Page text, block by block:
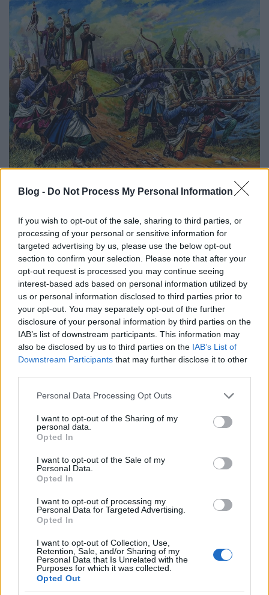
Blog - Do Not Process My Personal Information
If you wish to opt-out of the sale, sharing to third parties, or
processing of your personal or sensitive information for
targeted advertising by us, please use the below opt-out
section to confirm your selection. Please note that after your
opt-out request is processed you may continue seeing
interest-based ads based on personal information utilized by
us or personal information disclosed to third parties prior to
your opt-out. You may separately opt-out of the further
disclosure of your personal information by third parties on the
IAB’s list of downstream participants. This information may
also be disclosed by us to third parties on the IAB’s List of
Downstream Participants that may further disclose it to other
Please note that this website/app uses one or more Google
not limited to your visit or usage behaviour. You may click to
grant or deny consent to Google and its third-party tags to
use your data for below specified purposes in below Google
consent section.
Personal Data Processing Opt Outs
I want to opt-out of the Sharing of my
personal data.
Opted In
I want to opt-out of the Sale of my
Personal Data.
Opted In
I want to opt-out of processing my
Personal Data for Targeted Advertising.
Opted In
I want to opt-out of Collection, Use,
Retention, Sale, and/or Sharing of my
Personal Data that Is Unrelated with the
Purposes for which it was collected.
Opted Out
7.) Oszmán hadsereg (14-17. század):
akkor már egy jó évszázada kiváló formában levő
törökök gyakorlatilag ugyanazzal a lendülettel
átvették a Bizánci Birodalom geopolitikai helyét és
szerepét, amit aztán még bővítettek is.
Hadseregükkel, kormányzati politikájukkal és
elveikkel mi is alaposan megismerkedhettünk, ilyen
szempontból nem kívánt közösséget vállalva a
balkáni és közel-keleti nációkkal. Az oszmán katonai
kvalitásokról (amelyek három kontinensen is
bemutatkoztak) számos helyen olvashat magyarul is
az érdeklődő, szóval nem szaporítom a szót, csak
megerősítem, hogy török barátaink nem véletlenül
kerültek bele ebbe a 15-ös válogatásba; Jumurdzsák
ide vagy oda, vastagon megérdemlik.